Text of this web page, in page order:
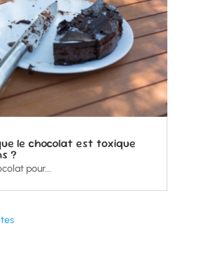
le chocolat est toxique
?
pour...